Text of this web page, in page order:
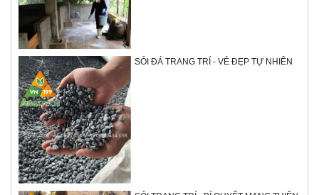
SỎI ĐÁ TRANG TRÍ - VẺ ĐẸP TỰ NHIÊN